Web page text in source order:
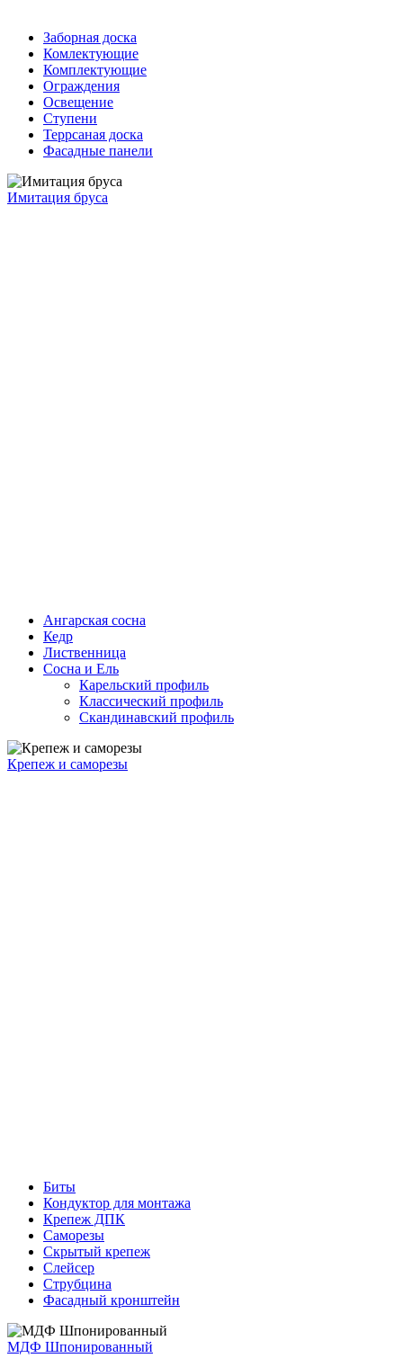
Заборная доска
Комлектующие
Комплектующие
Ограждения
Освещение
Ступени
Террсаная доска
Фасадные панели
Имитация бруса
Ангарская сосна
Кедр
Лиственница
Сосна и Ель
Карельский профиль
Классический профиль
Скандинавский профиль
Крепеж и саморезы
Биты
Кондуктор для монтажа
Крепеж ДПК
Саморезы
Скрытый крепеж
Слейсер
Струбцина
Фасадный кронштейн
МДФ Шпонированный